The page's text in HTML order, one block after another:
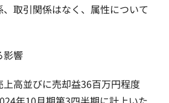
取引関係はなく、属性について
影響
高並びに売却益36百万円程度